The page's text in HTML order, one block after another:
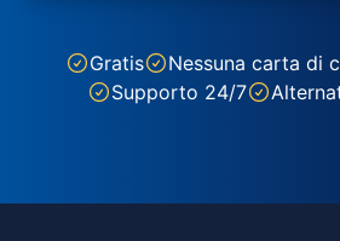
Gratis
Nessuna carta di
Supporto 24/7